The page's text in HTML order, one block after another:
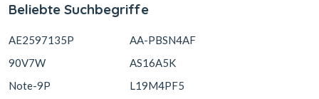
Beliebte Suchbegriffe
AE2597135P
90V7W
Note-9P
AA-PBSN4AF
AS16A5K
L19M4PF5